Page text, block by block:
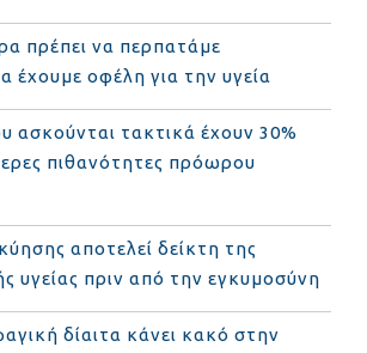
πρέπει να περπατάμε
έχουμε οφέλη για την υγεία
ασκούνται τακτικά έχουν 30%
πιθανότητες πρόωρου
αποτελεί δείκτη της
υγείας πριν από την εγκυμοσύνη
δίαιτα κάνει κακό στην